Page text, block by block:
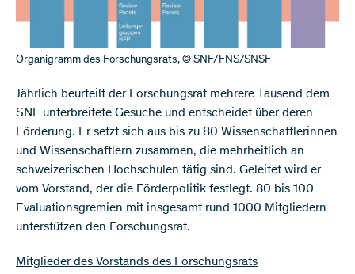
Organigramm des Forschungsrats, © SNF/FNS/SNSF
Jährlich beurteilt der Forschungsrat mehrere Tausend dem
SNF unterbreitete Gesuche und entscheidet über deren
Förderung. Er setzt sich aus bis zu 80 Wissenschaftlerinnen
und Wissenschaftlern zusammen, die mehrheitlich an
schweizerischen Hochschulen tätig sind. Geleitet wird er
vom Vorstand, der die Förderpolitik festlegt. 80 bis 100
Evaluationsgremien mit insgesamt rund 1000 Mitgliedern
unterstützen den Forschungsrat.
Mitglieder des Vorstands des Forschungsrats